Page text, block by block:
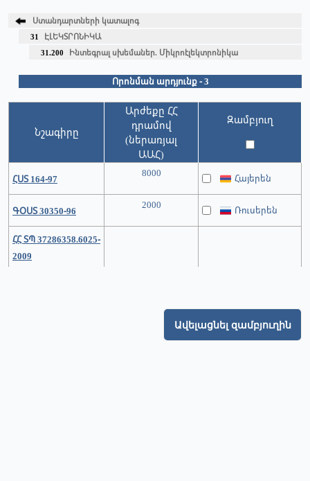
Ստանդարտների կատալոգ
31
ԷԼԵԿՏՐՈՆԻԿԱ
31.200
Ինտեգրալ սխեմաներ. Միկրոէլեկտրոնիկա
Որոնման արդյունք - 3
Նշագիրը
Արժեքը ՀՀ
դրամով
(ներառյալ
ԱԱՀ)
Զամբյուղ
ՀՍՏ 164-97 8000 Հայերեն
ԳՕՍՏ 30350-96 2000 Ռուսերեն
ՀՀ ՏՊ 37286358.6025-
2009
Ավելացնել զամբյուղին